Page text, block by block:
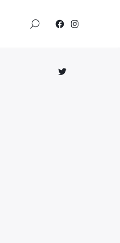
Élément